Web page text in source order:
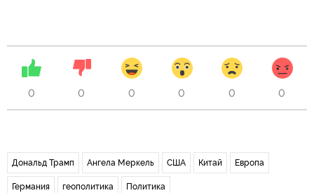
0 0 0 0 0 0
Дональд Трамп Ангела Меркель США Китай Европа
Германия геополитика Политика